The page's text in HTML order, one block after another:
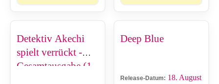
Detektiv Akechi
spielt verrückt -
Gesamtausgabe (1-
Deep Blue
Release-Datum: 18. August